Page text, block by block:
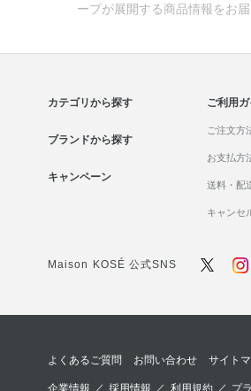
ープが展開する商品情報をお届
カテゴリから探す
ブランドから探す
キャンペーン
ご利用
ご注文方
お支払方
送料・配
キャンセ
Maison KOSÉ 公式SNS
よくあるご質問 お問い合わせ サイト
企業情報 ／採用情報 ／ 利用規約／ プ